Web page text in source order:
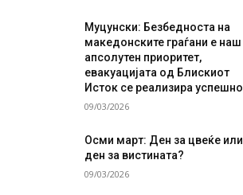
Муцунски: Безбедноста на
македонските граѓани е наш
апсолутен приоритет,
евакуацијата од Блискиот
Исток се реализира успешно
09/03/2026
Осми март: Ден за цвеќе или
ден за вистината?
09/03/2026